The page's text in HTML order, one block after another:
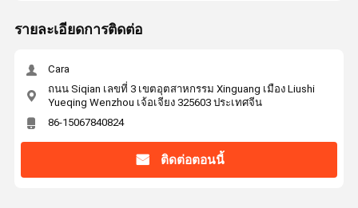
รายละเอียดการติดต่อ
Cara
ถนน Siqian เลขที่ 3 เขตอุตสาหกรรม Xinguang เมือง Liushi
Yueqing Wenzhou เจ้อเจียง 325603 ประเทศจีน
86-15067840824
ติดต่อตอนนี้